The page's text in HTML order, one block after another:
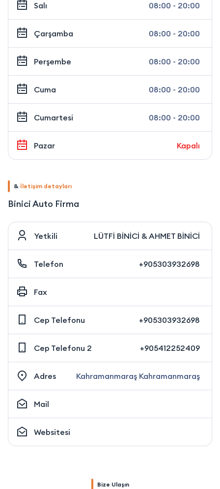
Salı 08:00 - 20:00
Çarşamba 08:00 - 20:00
Perşembe 08:00 - 20:00
Cuma 08:00 - 20:00
Cumartesi 08:00 - 20:00
Pazar Kapalı
& İletişim detayları
Binici Auto Firma
Yetkili LÜTFİ BİNİCİ & AHMET BİNİCİ
Telefon +905303932698
Fax
Cep Telefonu +905303932698
Cep Telefonu 2 +905412252409
Adres Kahramanmaraş Kahramanmaraş
Mail
Websitesi
Bize Ulaşın